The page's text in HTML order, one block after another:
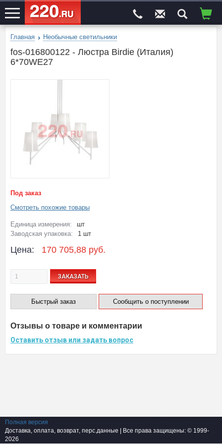
ЭЛЕКТРОСАЙТ№1
Главная Необычные светильники
fos-016800122 - Люстра Birdie (Италия)
6*70WE27
Под заказ
Смотреть похожие товары
Единица измерения:
шт
Заводская упаковка:
1 шт
Цена: 170 705,88 руб.
ЗАКАЗАТЬ
Быстрый заказ Сообщить о поступлении
Отзывы о товаре и комментарии
Оставить отзыв или задать вопрос
Полная версия
Доставка, оплата, возврат, перс.данные | Все права защищены: © 1999-
2026